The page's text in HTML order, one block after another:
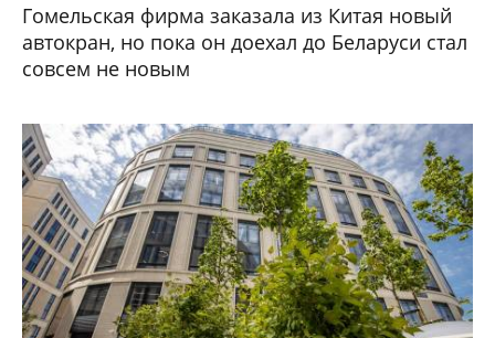
Гомельская фирма заказала из Китая новый
автокран, но пока он доехал до Беларуси стал
совсем не новым